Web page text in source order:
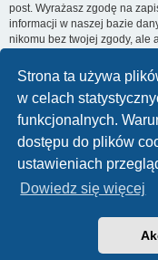
Strona ta używa
w celach
funkcjonalnych.
dostępu do plików
ustawieniach
Dowiedz się więcej
post. Wyrażasz zgodę na
informacji w naszej bazie
nikomu bez twojej zgody, ale
odpowiedzialności za
kradzieży danych.
Forum
Technologię
Polski